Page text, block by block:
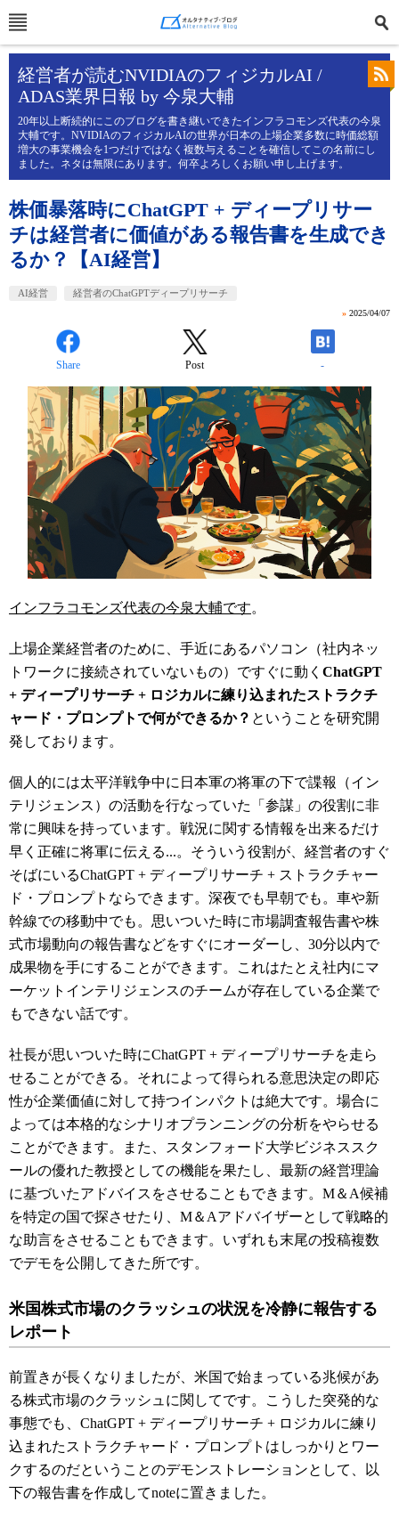
経営者が読むNVIDIAのフィジカルAI /
ADAS業界日報 by 今泉大輔
20年以上断続的にこのブログを書き継いできたインフラコモンズ代表の今泉
大輔です。NVIDIAのフィジカルAIの世界が日本の上場企業多数に時価総額
増大の事業機会を1つだけではなく複数与えることを確信してこの名前にし
ました。ネタは無限にあります。何卒よろしくお願い申し上げます。
株価暴落時にChatGPT + ディープリサー
チは経営者に価値がある報告書を生成でき
るか？【AI経営】
AI経営 経営者のChatGPTディープリサーチ
» 2025/04/07
Share Post -
インフラコモンズ代表の今泉大輔です。
上場企業経営者のために、手近にあるパソコン（社内ネッ
トワークに接続されていないもの）ですぐに動く ChatGPT
+ ディープリサーチ + ロジカルに練り込まれたストラクチ
ャード・プロンプトで何ができるか？ ということを研究開
発しております。
個人的には太平洋戦争中に日本軍の将軍の下で諜報（イン
テリジェンス）の活動を行なっていた「参謀」の役割に非
常に興味を持っています。戦況に関する情報を出来るだけ
早く正確に将軍に伝える...。そういう役割が、経営者のすぐ
そばにいるChatGPT + ディープリサーチ + ストラクチャー
ド・プロンプトならできます。深夜でも早朝でも。車や新
幹線での移動中でも。思いついた時に市場調査報告書や株
式市場動向の報告書などをすぐにオーダーし、30分以内で
成果物を手にすることができます。これはたとえ社内にマ
ーケットインテリジェンスのチームが存在している企業で
もできない話です。
社長が思いついた時にChatGPT + ディープリサーチを走ら
せることができる。それによって得られる意思決定の即応
性が企業価値に対して持つインパクトは絶大です。場合に
よっては本格的なシナリオプランニングの分析をやらせる
ことができます。また、スタンフォード大学ビジネススク
ールの優れた教授としての機能を果たし、最新の経営理論
に基づいたアドバイスをさせることもできます。M＆A候補
を特定の国で探させたり、M＆Aアドバイザーとして戦略的
な助言をさせることもできます。いずれも末尾の投稿複数
でデモを公開してきた所です。
米国株式市場のクラッシュの状況を冷静に報告する
レポート
前置きが長くなりましたが、米国で始まっている兆候があ
る株式市場のクラッシュに関してです。こうした突発的な
事態でも、ChatGPT + ディープリサーチ + ロジカルに練り
込まれたストラクチャード・プロンプトはしっかりとワー
クするのだということのデモンストレーションとして、以
下の報告書を作成してnoteに置きました。